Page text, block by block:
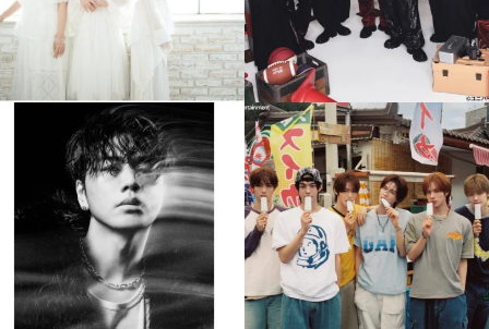
musicjapantv
💡8月特番放送決定！
...
8月 4
305 0
musicjapantv
💡8月特番放送決定！
...
8月 4
5 0